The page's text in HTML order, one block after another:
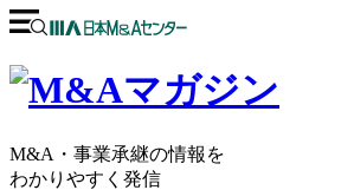
M&A・事業承継の情報を
わかりやすく発信